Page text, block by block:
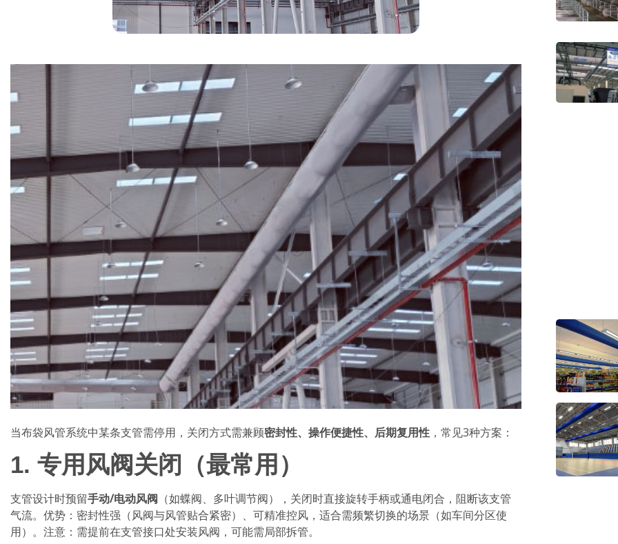
当布袋风管系统中某条支管需停用，关闭方式需兼顾密封性、操作便捷性、后期复用性 ，常见3种方案：
1. 专用风阀关闭（最常用）
支管设计时预留手动/电动风阀 （如蝶阀、多叶调节阀），关闭时直接旋转手柄或通电闭合，阻断该支管
气流。优势：密封性强（风阀与风管贴合紧密）、可精准控风，适合需频繁切换的场景（如车间分区使
用）。注意：需提前在支管接口处安装风阀，可能需局部拆管。